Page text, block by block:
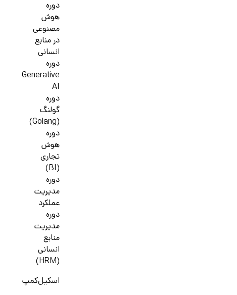
دوره
هوش
مصنوعی
در منابع
انسانی
دوره
Generative
AI
دوره
گولنگ
(Golang)
دوره
هوش
تجاری
(BI)
دوره
مدیریت
عملکرد
دوره
مدیریت
منابع
انسانی
(HRM)
اسکیل‌کمپ